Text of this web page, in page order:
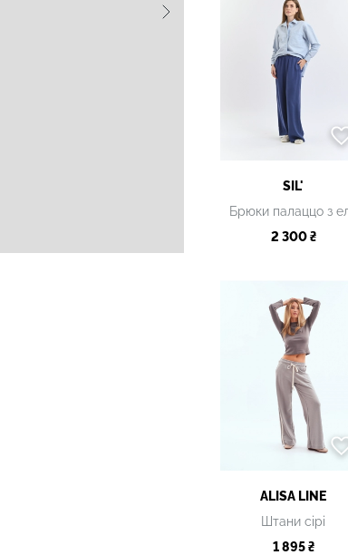
SIL'
2 300 ₴
ALISA LINE
Штани сірі
1 895 ₴